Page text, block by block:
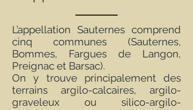
L’appellation Sauternes comprend
cinq communes (Sauternes,
Bommes, Fargues de Langon,
Preignac et Barsac).
On y trouve principalement des
terrains argilo-calcaires, argilo-
graveleux ou silico-argilo-